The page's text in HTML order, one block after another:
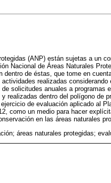
(ANP) están sujetas a un
Nacional de Áreas Naturales
dentro de éstas, que tome en
realizadas
solicitudes anuales a
realizadas dentro del polígono de
de evaluación aplicado al
como un medio para hacer
en las áreas naturales
áreas naturales protegidas;